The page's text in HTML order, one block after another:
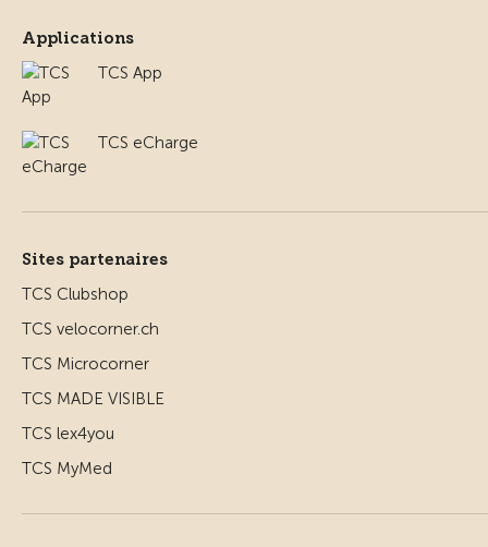
Applications
TCS App
TCS eCharge
Sites partenaires
TCS Clubshop
TCS velocorner.ch
TCS Microcorner
TCS MADE VISIBLE
TCS lex4you
TCS MyMed